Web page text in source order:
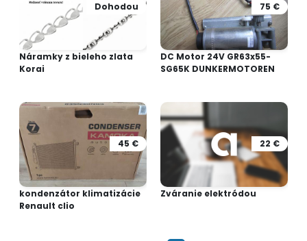
Dohodou
Náramky z bieleho zlata
Korai
75 €
DC Motor 24V GR63x55-
SG65K DUNKERMOTOREN
45 €
kondenzátor klimatizácie
Renault clio
22 €
Zváranie elektródou